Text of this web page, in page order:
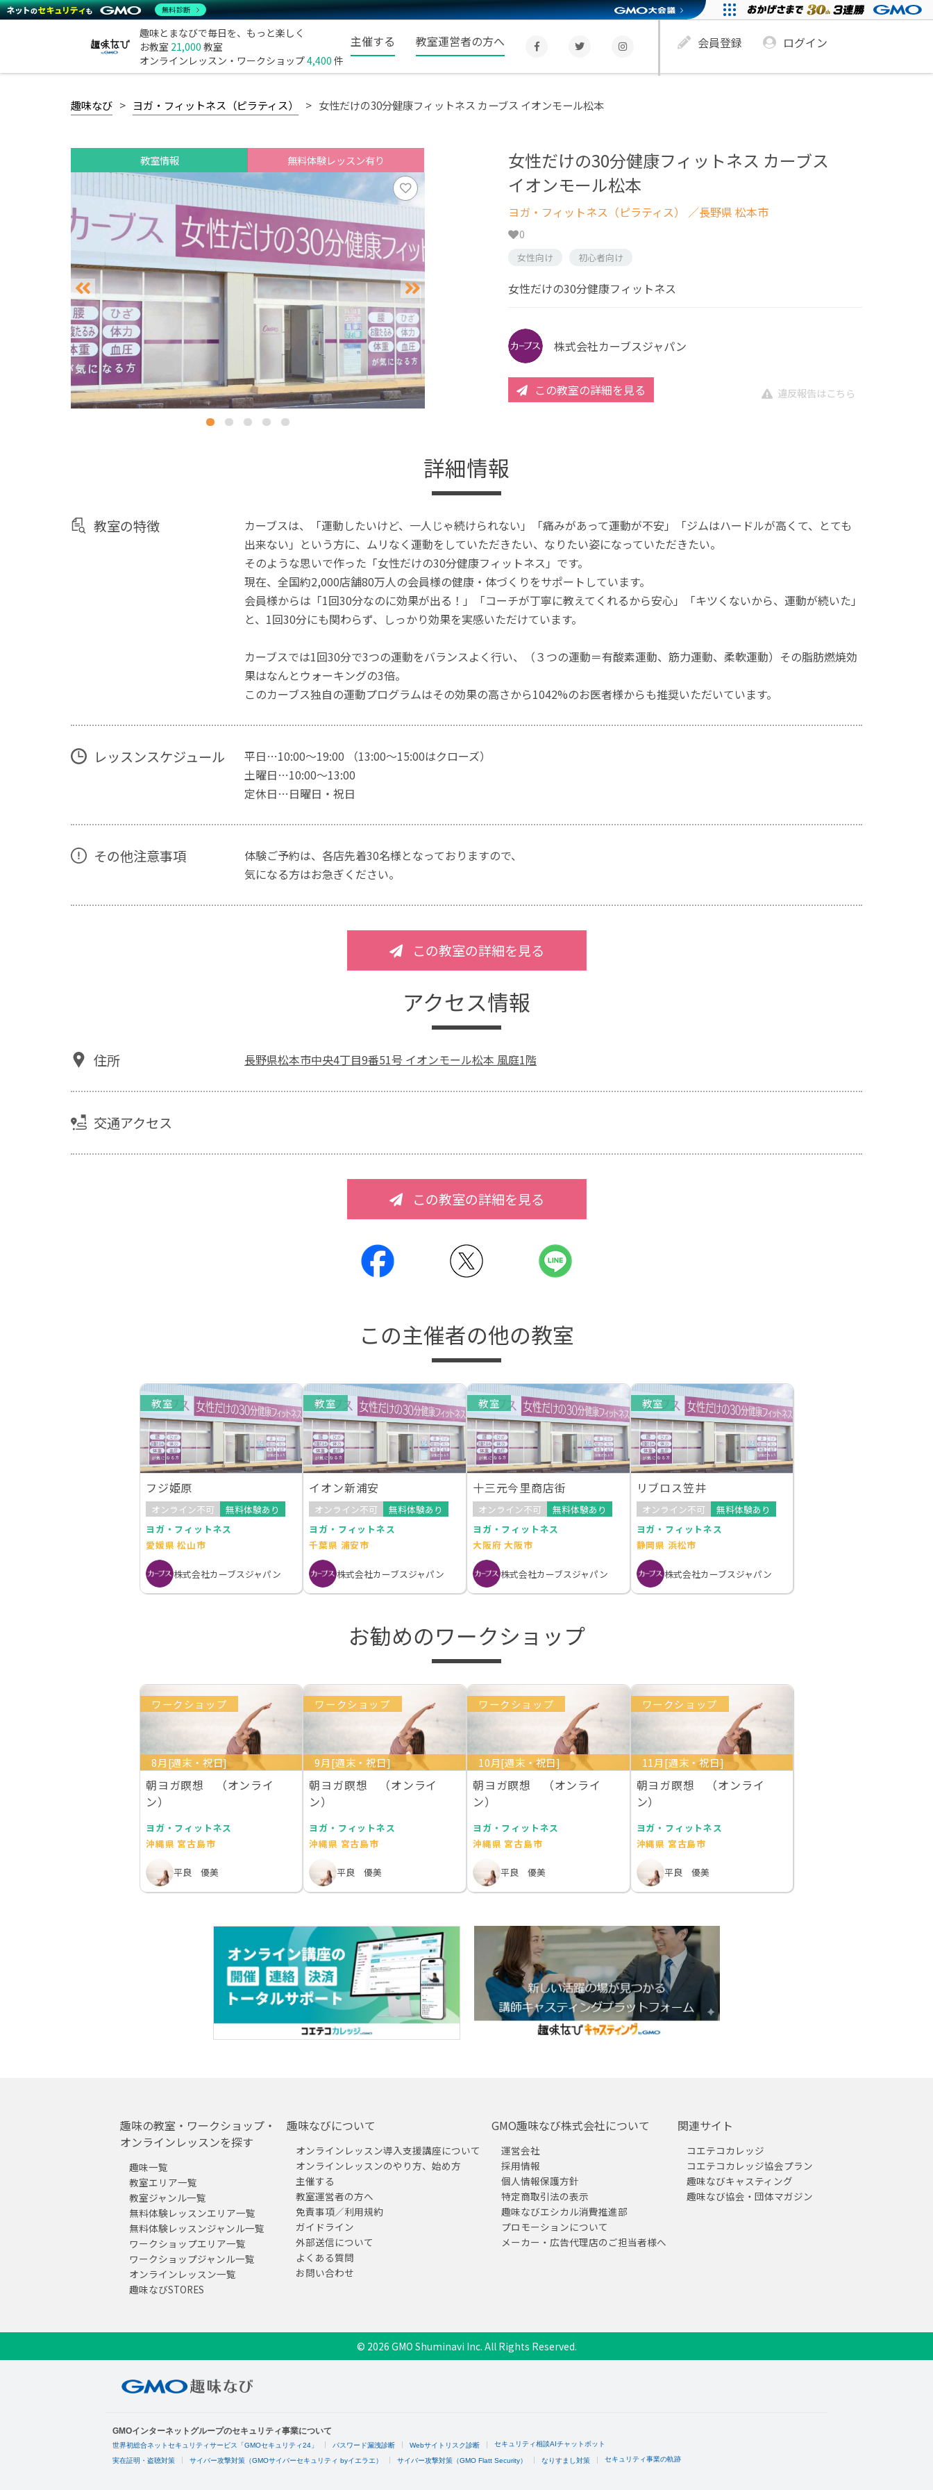
趣味とまなびで毎日を、もっと楽しく
お教室 21,000 教室
オンラインレッスン・ワークショップ4,400 件
主催する 教室運営者の方へ 会員登録 ログイン
趣味なび ヨガ・フィットネス（ピラティス） 女性だけの30分健康フィットネス カーブス イオンモール松本
教室情報 無料体験レッスン有り
女性だけの30分健康フィットネス カーブス
イオンモール松本
ヨガ・フィットネス（ピラティス） ／長野県 松本市
0
女性向け 初心者向け
女性だけの30分健康フィットネス
株式会社カーブスジャパン
この教室の詳細を見る 違反報告はこちら
詳細情報
教室の特徴
カーブスは、「運動したいけど、一人じゃ続けられない」「痛みがあって運動が不安」「ジムはハードルが高くて、とても
出来ない」という方に、ムリなく運動をしていただきたい、なりたい姿になっていただきたい。
そのような思いで作った「女性だけの30分健康フィットネス」です。
現在、全国約2,000店舗80万人の会員様の健康・体づくりをサポートしています。
会員様からは「1回30分なのに効果が出る！」「コーチが丁寧に教えてくれるから安心」「キツくないから、運動が続いた」
と、1回30分にも関わらず、しっかり効果を実感いただけています。
カーブスでは1回30分で3つの運動をバランスよく行い、（３つの運動＝有酸素運動、筋力運動、柔軟運動）その脂肪燃焼効
果はなんとウォーキングの3倍。
このカーブス独自の運動プログラムはその効果の高さから1042%のお医者様からも推奨いただいています。
レッスンスケジュール
平日…10:00～19:00 （13:00～15:00はクローズ）
土曜日…10:00～13:00
定休日…日曜日・祝日
その他注意事項
体験ご予約は、各店先着30名様となっておりますので、
気になる方はお急ぎください。
この教室の詳細を見る
アクセス情報
住所 長野県松本市中央4丁目9番51号 イオンモール松本 風庭1階
交通アクセス
この教室の詳細を見る
この主催者の他の教室
教室
フジ姫原
オンライン不可
無料体験あり
ヨガ・フィットネス
愛媛県 松山市
株式会社カーブスジャパン
教室
イオン新浦安
オンライン不可
無料体験あり
ヨガ・フィットネス
千葉県 浦安市
株式会社カーブスジャパン
教室
十三元今里商店街
オンライン不可
無料体験あり
ヨガ・フィットネス
大阪府 大阪市
株式会社カーブスジャパン
教室
リブロス笠井
オンライン不可
無料体験あり
ヨガ・フィットネス
静岡県 浜松市
株式会社カーブスジャパン
お勧めのワークショップ
ワークショップ
8月[週末・祝日]
朝ヨガ瞑想 （オンライ
ン）
ヨガ・フィットネス
沖縄県 宮古島市
平良 優美
ワークショップ
9月[週末・祝日]
朝ヨガ瞑想 （オンライ
ン）
ヨガ・フィットネス
沖縄県 宮古島市
平良 優美
ワークショップ
10月[週末・祝日]
朝ヨガ瞑想 （オンライ
ン）
ヨガ・フィットネス
沖縄県 宮古島市
平良 優美
ワークショップ
11月[週末・祝日]
朝ヨガ瞑想 （オンライ
ン）
ヨガ・フィットネス
沖縄県 宮古島市
平良 優美
趣味の教室・ワークショップ・
オンラインレッスンを探す
趣味一覧
教室エリア一覧
教室ジャンル一覧
無料体験レッスンエリア一覧
無料体験レッスンジャンル一覧
ワークショップエリア一覧
ワークショップジャンル一覧
オンラインレッスン一覧
趣味なびSTORES
趣味なびについて
オンラインレッスン導入支援講座について
オンラインレッスンのやり方、始め方
主催する
教室運営者の方へ
免責事項／利用規約
ガイドライン
外部送信について
よくある質問
お問い合わせ
GMO趣味なび株式会社について
運営会社
採用情報
個人情報保護方針
特定商取引法の表示
趣味なびエシカル消費推進部
プロモーションについて
メーカー・広告代理店のご担当者様へ
関連サイト
コエテコカレッジ
コエテコカレッジ協会プラン
趣味なびキャスティング
趣味なび協会・団体マガジン
© 2026 GMO Shuminavi Inc. All Rights Reserved.
無料診断